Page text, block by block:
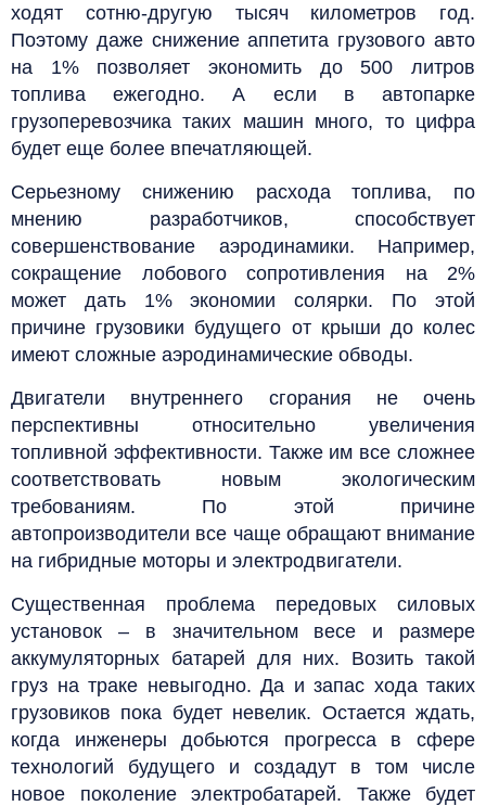
ходят сотню-другую тысяч километров год.
Поэтому даже снижение аппетита грузового авто
на 1% позволяет экономить до 500 литров
топлива ежегодно. А если в автопарке
грузоперевозчика таких машин много, то цифра
будет еще более впечатляющей.
Серьезному снижению расхода топлива, по
мнению разработчиков, способствует
совершенствование аэродинамики. Например,
сокращение лобового сопротивления на 2%
может дать 1% экономии солярки. По этой
причине грузовики будущего от крыши до колес
имеют сложные аэродинамические обводы.
Двигатели внутреннего сгорания не очень
перспективны относительно увеличения
топливной эффективности. Также им все сложнее
соответствовать новым экологическим
требованиям. По этой причине
автопроизводители все чаще обращают внимание
на гибридные моторы и электродвигатели.
Существенная проблема передовых силовых
установок – в значительном весе и размере
аккумуляторных батарей для них. Возить такой
груз на траке невыгодно. Да и запас хода таких
грузовиков пока будет невелик. Остается ждать,
когда инженеры добьются прогресса в сфере
технологий будущего и создадут в том числе
новое поколение электробатарей. Также будет